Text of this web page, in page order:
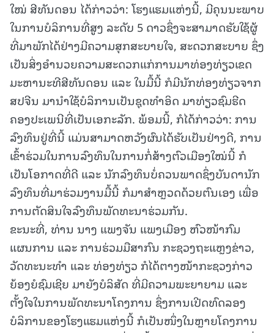
ໃໝ່ ສີທັນດອນ ໄດ້ກ່າວວ່າ: ໂຮງແຮມແຫ່ງນີ້, ມີຄຸນນະພາບ
ໃນການບໍລິການທີ່ສູງ ລະດັບ 5 ດາວຊຶ່ງຈະສາມາດຮັບໃຊ້ຜູ້
ທີ່ມາພັກໄດ້ຢ່າງມີຄວາມສຸກສະບາຍໃຈ, ສະດວກສະບາຍ ຊຶ່ງ
ເປັນສິ່ງອຳນວຍຄວາມສະດວກແກ່ການມາທ່ອງທ່ຽວເຂດ
ມະຫານະທີສີທັນດອນ ແລະ ໃນມື້ນີ້ ກໍມີນັກທ່ອງທ່ຽວຈາກ
ສປຈີນ ມານໍາໃຊ້ບໍລິການເປັນຊຸດທໍາອິດ ມາທ່ຽວຊົມຮີດ
ຄອງປະເພນີທີ່ເປັນເອກະລັກ. ພ້ອມນີ້, ກໍໄດ້ກ່າວວ່າ: ການ
ລົງທຶນຢູ່ທີ່ນີ້ ແມ່ນສາມາດຫວັງຜົນໄດ້ຮັບເປັນຢ່າງດີ, ການ
ເຂົ້າຮ່ວມໃນການລົງທຶນໃນການກໍ່ສ້າງຕົວເມືອງໃໝ່ນີ້ ກໍ
ເປັນໂອກາດທີ່ດີ ແລະ ນັກລົງທຶນບໍ່ຄວນພາດຊຶ່ງບັນດານັກ
ລົງທຶນທີ່ມາຮ່ວມງານມື້ນີ້ ກໍມາສຳຫຼວດດ້ວຍຕົນເອງ ເພື່ອ
ການຕັດສິນໃຈລົງທຶນພັດທະນາຮ່ວມກັນ.
ຂະນະທີ່, ທ່ານ ນາງ ແພງຈັນ ແພງເມືອງ ຫົວໜ້າກົມ
ແຜນການ ແລະ ການຮ່ວມມືສາກົນ ກະຊວງຖະແຫຼງຂ່າວ,
ວັດທະນະທໍາ ແລະ ທ່ອງທ່ຽວ ກໍໄດ້ຕາງໜ້າກະຊວງກ່າວ
ຍ້ອງຍໍຊົມເຊີຍ ມາຍັງບໍລິສັດ ທີ່ມີຄວາມພະຍາຍາມ ແລະ
ຕັ້ງໃຈໃນການພັດທະນາໂຄງການ ຊຶ່ງການເປີດທົດລອງ
ບໍລິການຂອງໂຮງແຮມແຫ່ງນີ້ ກໍເປັນໜຶ່ງໃນຫຼາຍໂຄງການ